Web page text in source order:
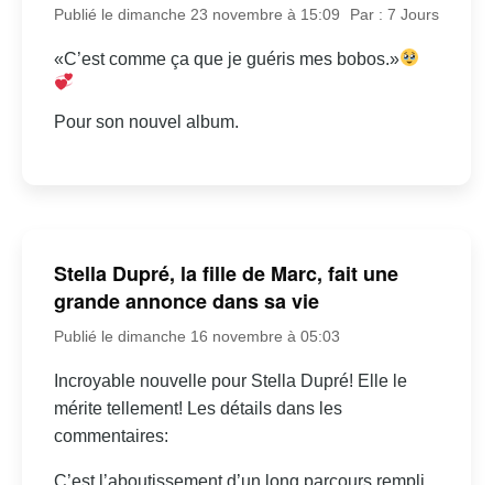
Publié le dimanche 23 novembre à 15:09 Par : 7 Jours
«C’est comme ça que je guéris mes bobos.»
Pour son nouvel album.
Stella Dupré, la fille de Marc, fait une
grande annonce dans sa vie
Publié le dimanche 16 novembre à 05:03
Incroyable nouvelle pour Stella Dupré! Elle le
mérite tellement! Les détails dans les
commentaires: